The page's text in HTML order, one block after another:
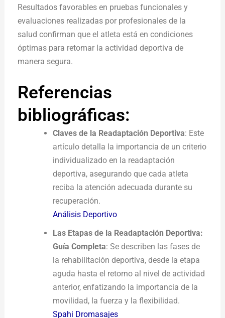
Resultados favorables en pruebas funcionales y
evaluaciones realizadas por profesionales de la
salud confirman que el atleta está en condiciones
óptimas para retomar la actividad deportiva de
manera segura.
Referencias
bibliográficas:
Claves de la Readaptación Deportiva: Este
artículo detalla la importancia de un criterio
individualizado en la readaptación
deportiva, asegurando que cada atleta
reciba la atención adecuada durante su
recuperación.
Análisis Deportivo
Las Etapas de la Readaptación Deportiva:
Guía Completa: Se describen las fases de
la rehabilitación deportiva, desde la etapa
aguda hasta el retorno al nivel de actividad
anterior, enfatizando la importancia de la
movilidad, la fuerza y la flexibilidad.
Spahi Dromasajes